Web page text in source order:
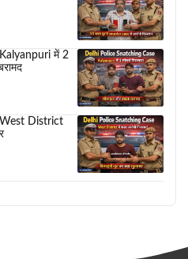
में 2
District